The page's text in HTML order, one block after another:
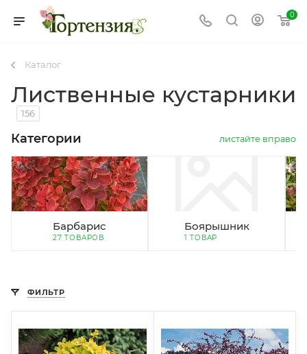
0
Каталог
Лиственные кустарники
156
Категории листайте вправо
Барбарис
27 ТОВАРОВ
Боярышник
1 ТОВАР
ФИЛЬТР